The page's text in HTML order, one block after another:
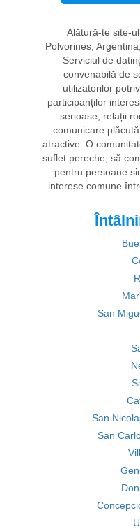
Alătură-te site-
Polvorines,
Serviciul de
convenabilă de
utilizatorilor
participanților
serioase, relații
comunicare
atractive. O
suflet pereche, să
pentru persoane
interese comune
San
San
San